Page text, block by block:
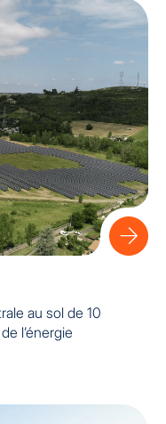
au sol de 10
l’énergie